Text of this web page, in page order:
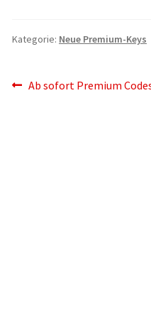
Kategorie: Neue Premium-Keys
Vorheriger
Ab sofort Premium